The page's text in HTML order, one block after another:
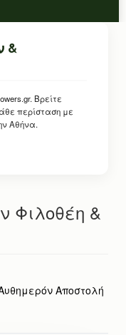
&
Βρείτε
περίσταση με
Αθήνα.
Φιλοθέη &
Αποστολή